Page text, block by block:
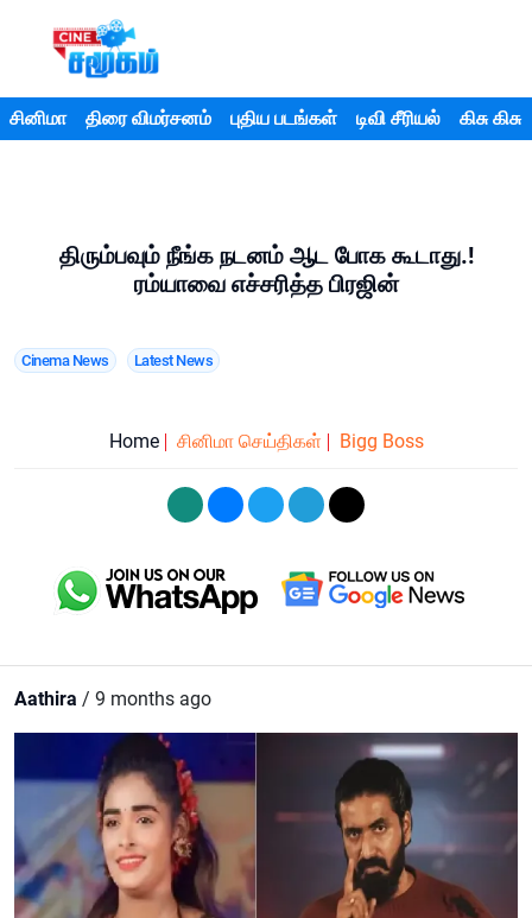
சினிமா திரை விமர்சனம் புதிய படங்கள் டிவி சீரியல் கிசு கிசு
திரும்பவும் நீங்க நடனம் ஆட போக கூடாது.!
ரம்யாவை எச்சரித்த பிரஜின்
Cinema News Latest News
Home சினிமா செய்திகள் Bigg Boss
Aathira / 9 months ago